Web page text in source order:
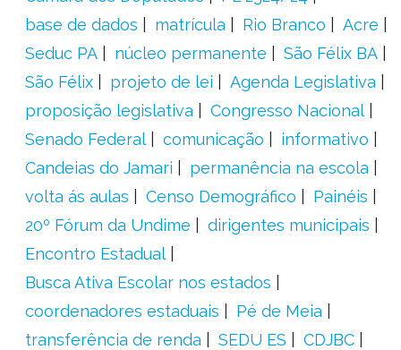
base de dados
matrícula Rio Branco
Acre
Seduc PA
núcleo permanente
São Félix BA
São Félix
projeto de lei
Agenda Legislativa
proposição legislativa
Congresso Nacional
Senado Federal
comunicação
informativo
Candeias do Jamari
permanência na escola
volta ás aulas
Censo Demográfico
Painéis
20º Fórum da Undime
dirigentes municipais
Encontro Estadual
Busca Ativa Escolar nos estados
coordenadores estaduais
Pé de Meia
transferência de renda
SEDU ES
CDJBC